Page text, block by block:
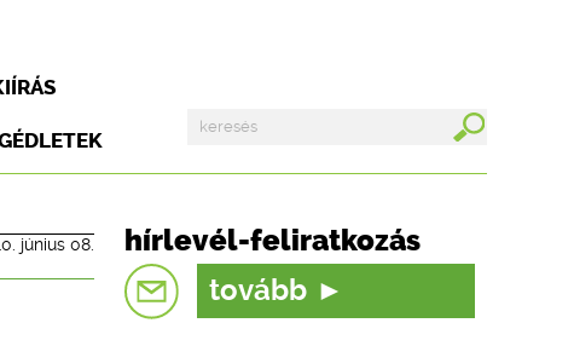
június 08. hírlevél-feliratkozás
tovább